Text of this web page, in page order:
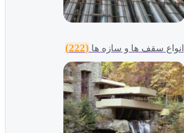
انواع سقف ها و سازه ها (222)